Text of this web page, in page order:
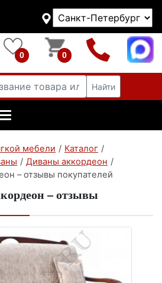
0 0
Найти
мебели / Каталог /
/ Диваны аккордеон /
– отзывы покупателей
– отзывы